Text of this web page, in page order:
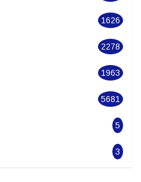
1626
2278
1963
5681
5
3